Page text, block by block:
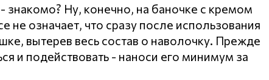
знакомо? Ну, конечно, на баночке с кремом
не означает, что сразу после использования
вытерев весь состав о наволочку. Прежде
и подействовать - наноси его минимум за